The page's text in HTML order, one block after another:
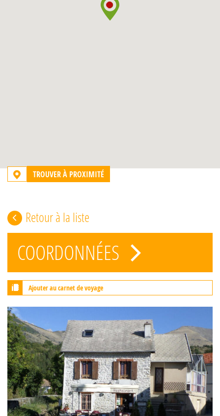
TROUVER À PROXIMITÉ
Retour à la liste
COORDONNÉES
Ajouter au carnet de voyage